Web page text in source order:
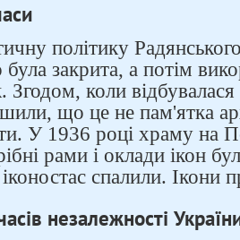
політику
закрита, а потім
Згодом, коли
що це не пам'ятка
У 1936 році храму на
рами і оклади ікон
спалили. Ікони
незалежності